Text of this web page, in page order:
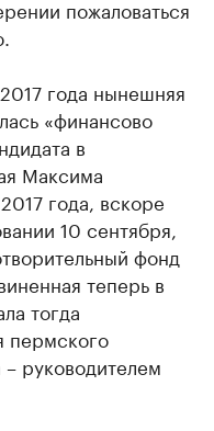
пожаловаться
года нынешняя
«финансово
в
Максима
года, вскоре
10 сентября,
фонд
теперь в
тогда
пермского
руководителем